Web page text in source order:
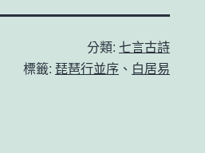
分類: 七言古詩
標籤: 琵琶行並序 、 白居易